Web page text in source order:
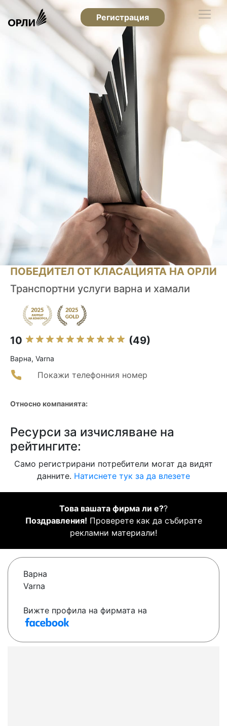
Регистрация
ПОБЕДИТЕЛ ОТ КЛАСАЦИЯТА НА ОРЛИ
Транспортни услуги варна и хамали
10 (49)
Варна, Varna
Покажи телефонния номер
Относно компанията:
Ресурси за изчисляване на
рейтингите:
Само регистрирани потребители могат да видят
данните. Натиснете тук за да влезете
Това вашата фирма ли е??
Поздравления! Проверете как да събирате
рекламни материали!
Варна
Varna
Вижте профила на фирмата на